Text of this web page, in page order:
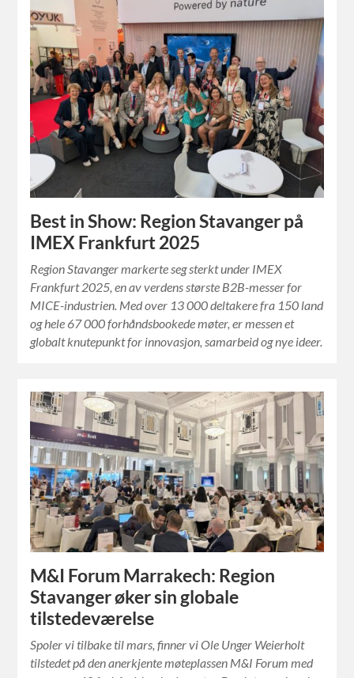
Best in Show: Region Stavanger på
IMEX Frankfurt 2025
Region Stavanger markerte seg sterkt under IMEX
Frankfurt 2025, en av verdens største B2B-messer for
MICE-industrien. Med over 13 000 deltakere fra 150 land
og hele 67 000 forhåndsbookede møter, er messen et
globalt knutepunkt for innovasjon, samarbeid og nye ideer.
M&I Forum Marrakech: Region
Stavanger øker sin globale
tilstedeværelse
Spoler vi tilbake til mars, finner vi Ole Unger Weierholt
tilstedet på den anerkjente møteplassen M&I Forum med